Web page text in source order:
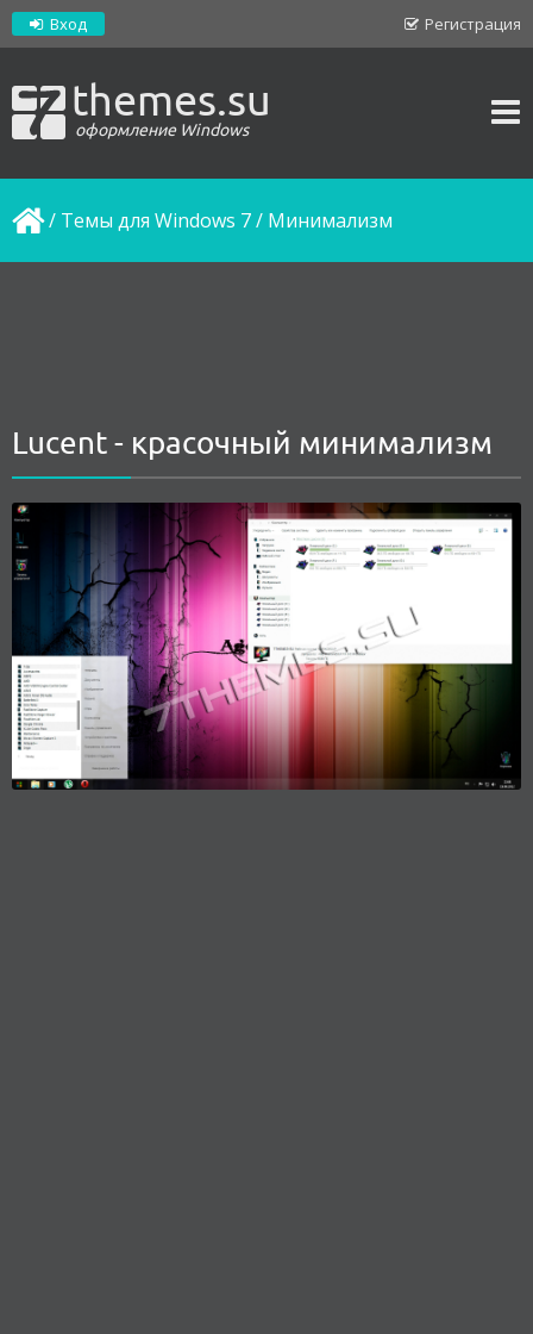
Регистрация
Вход
themes.su
оформление Windows
/ Темы для Windows 7/ Минимализм
Lucent - красочный минимализм